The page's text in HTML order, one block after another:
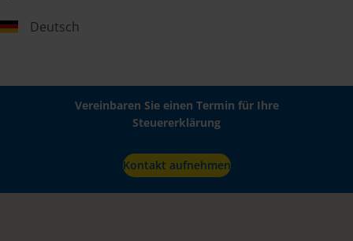
Deutsch
Vereinbaren Sie einen Termin für Ihre
Steuererklärung
Kontakt aufnehmen